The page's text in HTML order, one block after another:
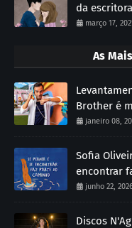
da
março 17,
As
Brother é
janeiro 08,
Sofia
encontrar
junho 22,
Discos